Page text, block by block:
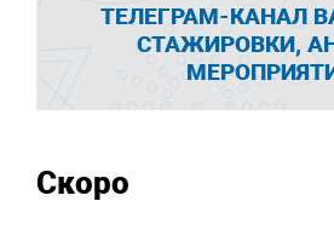
ТЕЛЕГРАМ-КАНАЛ
СТАЖИРОВКИ,
Скоро